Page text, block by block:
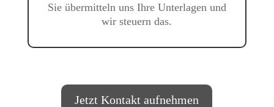
Sie übermitteln uns Ihre Unterlagen und
wir steuern das.
Jetzt Kontakt aufnehmen